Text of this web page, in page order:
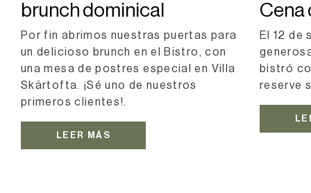
brunch dominical
Por fin abrimos nuestras puertas para
un delicioso brunch en el Bistro, con
una mesa de postres especial en Villa
Skärtofta. ¡Sé uno de nuestros
primeros clientes!.
LEER MÁS
Cena
El 12 de
bistró
reserve